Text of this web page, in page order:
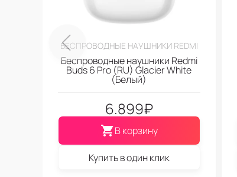
БЕСПРОВОДНЫЕ НАУШНИКИ REDMI
Беспроводные наушники Redmi
Buds 6 Pro (RU) Glacier White
(Белый)
6.899₽
В корзину
Купить в один клик